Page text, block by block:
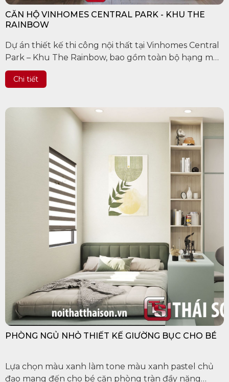
CĂN HỘ VINHOMES CENTRAL PARK - KHU THE
RAINBOW
Dự án thiết kế thi công nội thất tại Vinhomes Central
Park – Khu The Rainbow, bao gồm toàn bộ hạng mục
thiết kế và thi công cải tạo xây dựng, lắp đặt nội thất
nhà chị Nhung tại Chung cư Vihomes Central...
Chi tiết
PHÒNG NGỦ NHỎ THIẾT KẾ GIƯỜNG BỤC CHO BÉ
Lựa chọn màu xanh làm tone màu xanh pastel chủ
đạo mang đến cho bé căn phòng tràn đầy năng